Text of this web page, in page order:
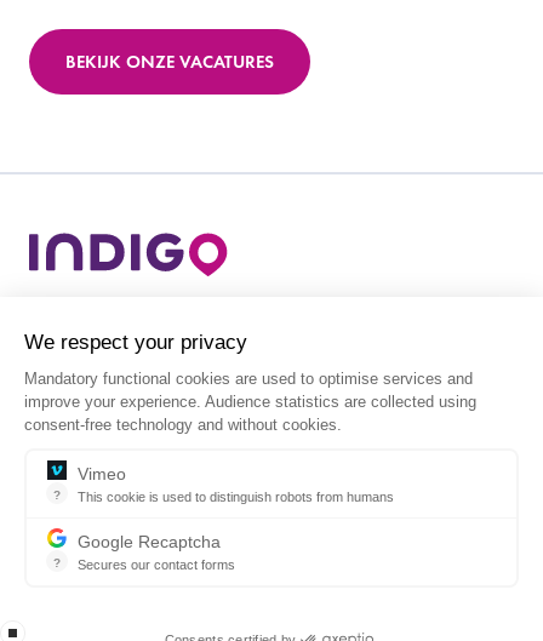
BEKIJK ONZE VACATURES
Wereldleider in parkeren, individuele
mobiliteit en stadsdiensten.
Juridische informatie
used to optimise services and
statistics are collected using
cookies.
robots from humans